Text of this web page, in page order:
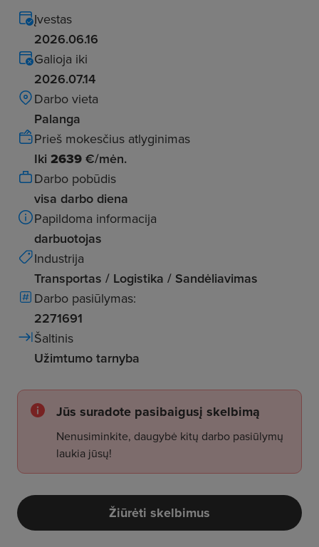
Įvestas
2026.06.16
Galioja iki
2026.07.14
Darbo vieta
Palanga
Prieš mokesčius atlyginimas
Iki 2639 €/mėn.
Darbo pobūdis
visa darbo diena
Papildoma informacija
darbuotojas
Industrija
Transportas / Logistika / Sandėliavimas
Darbo pasiūlymas:
2271691
Šaltinis
Užimtumo tarnyba
Jūs suradote pasibaigusį skelbimą
Nenusiminkite, daugybė kitų darbo pasiūlymų
laukia jūsų!
Žiūrėti skelbimus